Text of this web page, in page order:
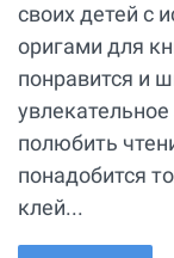
своих детей с
оригами для
понравится и
полюбить
понадобится
клей...